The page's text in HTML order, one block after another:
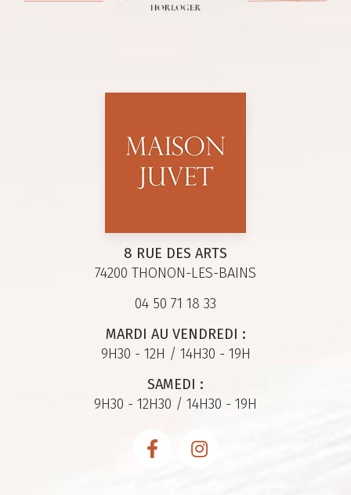
8 RUE DES ARTS
74200 THONON-LES-BAINS
04 50 71 18 33
MARDI AU VENDREDI :
9H30 - 12H / 14H30 - 19H
SAMEDI :
9H30 - 12H30 / 14H30 - 19H